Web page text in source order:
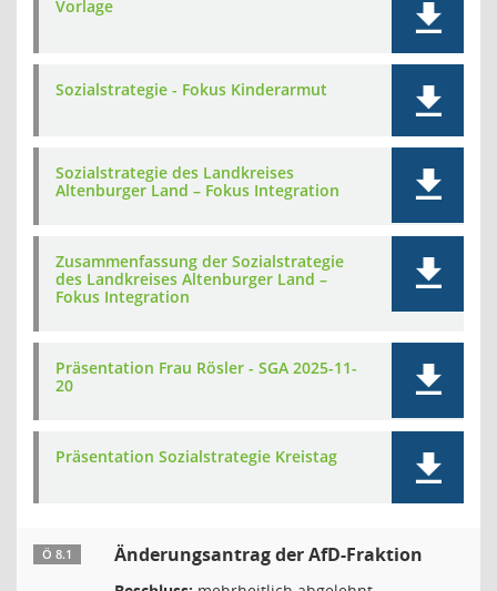
Vorlage
Sozialstrategie - Fokus Kinderarmut
Sozialstrategie des Landkreises
Altenburger Land – Fokus Integration
Zusammenfassung der Sozialstrategie
des Landkreises Altenburger Land –
Fokus Integration
Präsentation Frau Rösler - SGA 2025-11-
20
Präsentation Sozialstrategie Kreistag
Ö 8.1 Änderungsantrag der AfD-Fraktion